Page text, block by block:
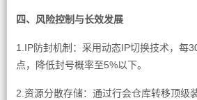
四、风险控制与长效发展
1.IP防封机制：采用动态IP切换技术，每
点，降低封号概率至5%以下。
2.资源分散存储：通过行会仓库转移顶级